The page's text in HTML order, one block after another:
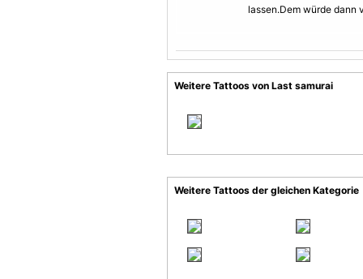
lassen.Dem würde dann
Weitere Tattoos von Last samurai
Weitere Tattoos der gleichen Kategorie